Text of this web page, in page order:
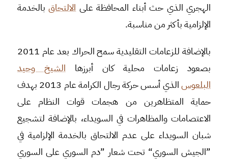
الهجري الذي حث أبناء المحافظة على الالتحاق بالخدمة
الإلزامية بأكثر من مناسبة.
بالإضافة للزعامات التقليدية سمح الحراك بعد عام 2011
بصعود زعامات محلية كان أبرزها
الشيخ وحيد
البلعوس
الذي أسس حركة رجال الكرامة عام 2013 بهدف
حماية المتظاهرين من هجمات قوات النظام على
الاعتصامات والمظاهرات في السويداء، بالإضافة لتشجيع
شبان السويداء على عدم الالتحاق بالخدمة الإلزامية في
”الجيش السوري“ تحت شعار ”دم السوري على السوري